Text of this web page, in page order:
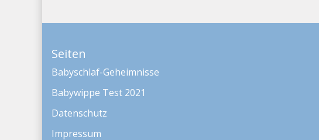
Seiten
Babyschlaf-Geheimnisse
Babywippe Test 2021
Datenschutz
Impressum